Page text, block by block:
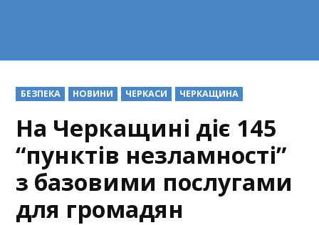
POSTED
IN
БЕЗПЕКА НОВИНИ ЧЕРКАСИ ЧЕРКАЩИНА
На Черкащині діє 145
“пунктів незламності”
з базовими послугами
для громадян